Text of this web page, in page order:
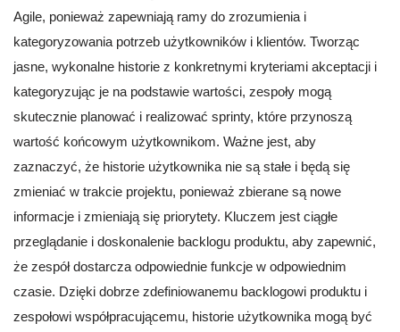
Agile, ponieważ zapewniają ramy do zrozumienia i
kategoryzowania potrzeb użytkowników i klientów. Tworząc
jasne, wykonalne historie z konkretnymi kryteriami akceptacji i
kategoryzując je na podstawie wartości, zespoły mogą
skutecznie planować i realizować sprinty, które przynoszą
wartość końcowym użytkownikom. Ważne jest, aby
zaznaczyć, że historie użytkownika nie są stałe i będą się
zmieniać w trakcie projektu, ponieważ zbierane są nowe
informacje i zmieniają się priorytety. Kluczem jest ciągłe
przeglądanie i doskonalenie backlogu produktu, aby zapewnić,
że zespół dostarcza odpowiednie funkcje w odpowiednim
czasie. Dzięki dobrze zdefiniowanemu backlogowi produktu i
zespołowi współpracującemu, historie użytkownika mogą być